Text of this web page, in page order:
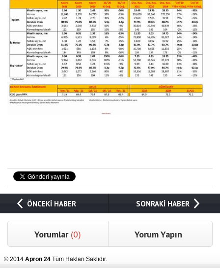
ÖNCEKİ HABER SONRAKİ HABER
Yorumlar (0) Yorum Yapın
© 2014 Apron 24 Tüm Hakları Saklıdır.